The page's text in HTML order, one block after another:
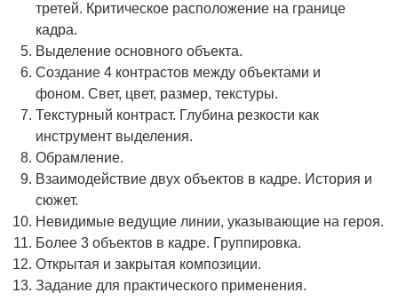
третей. Критическое расположение на границе
кадра.
Выделение основного объекта.
Создание 4 контрастов между объектами и
фоном. Свет, цвет, размер, текстуры.
Текстурный контраст. Глубина резкости как
инструмент выделения.
Обрамление.
Взаимодействие двух объектов в кадре. История и
сюжет.
Невидимые ведущие линии, указывающие на героя.
Более 3 объектов в кадре. Группировка.
Открытая и закрытая композиции.
Задание для практического применения.